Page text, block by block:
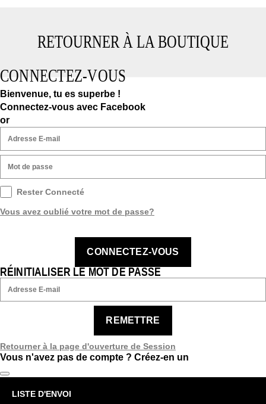
RETOURNER À LA BOUTIQUE
CONNECTEZ-VOUS
Bienvenue, tu es superbe !
Connectez-vous avec Facebook
or
Rester Connecté
Vous avez oublié votre mot de passe?
CONNECTEZ-VOUS
RÉINITIALISER LE MOT DE PASSE
REMETTRE
Retourner à la page d'ouverture de Session
Vous n'avez pas de compte ? Créez-en un
LISTE D'ENVOI